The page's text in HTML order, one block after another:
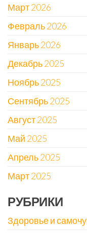
Март 2026
Февраль 2026
Январь 2026
Декабрь 2025
Ноябрь 2025
Сентябрь 2025
Август 2025
Май 2025
Апрель 2025
Март 2025
РУБРИКИ
Здоровье и